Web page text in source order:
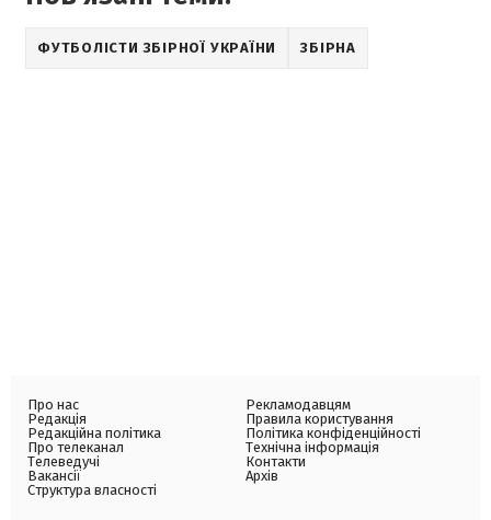
ФУТБОЛІСТИ ЗБІРНОЇ УКРАЇНИ ЗБІРНА
Про нас
Редакція
Редакційна політика
Про телеканал
Телеведучі
Вакансії
Структура власності
Рекламодавцям
Правила користування
Політика конфіденційності
Технічна інформація
Контакти
Архів